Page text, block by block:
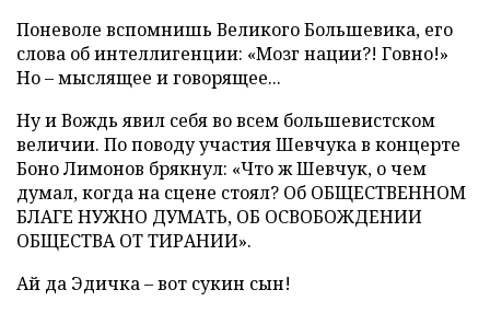
Поневоле вспомнишь Великого Большевика, его
слова об интеллигенции: «Мозг нации?! Говно!»
Но – мыслящее и говорящее...
Ну и Вождь явил себя во всем большевистском
величии. По поводу участия Шевчука в концерте
Боно Лимонов брякнул: «Что ж Шевчук, о чем
думал, когда на сцене стоял? Об ОБЩЕСТВЕННОМ
БЛАГЕ НУЖНО ДУМАТЬ, ОБ ОСВОБОЖДЕНИИ
ОБЩЕСТВА ОТ ТИРАНИИ».
Ай да Эдичка – вот сукин сын!